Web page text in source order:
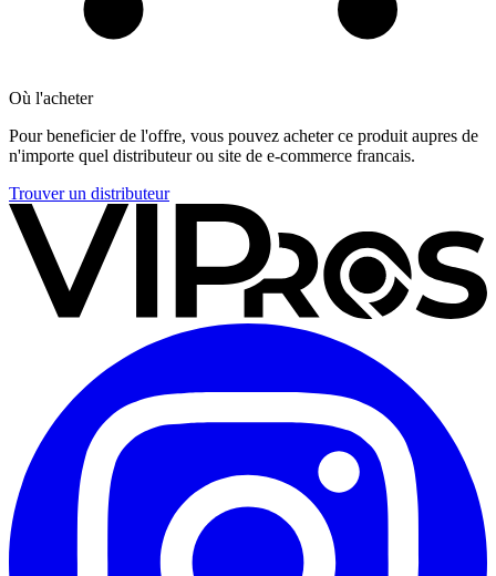
Où l'acheter
Pour beneficier de l'offre, vous pouvez acheter ce produit aupres de
n'importe quel distributeur ou site de e-commerce francais.
Trouver un distributeur